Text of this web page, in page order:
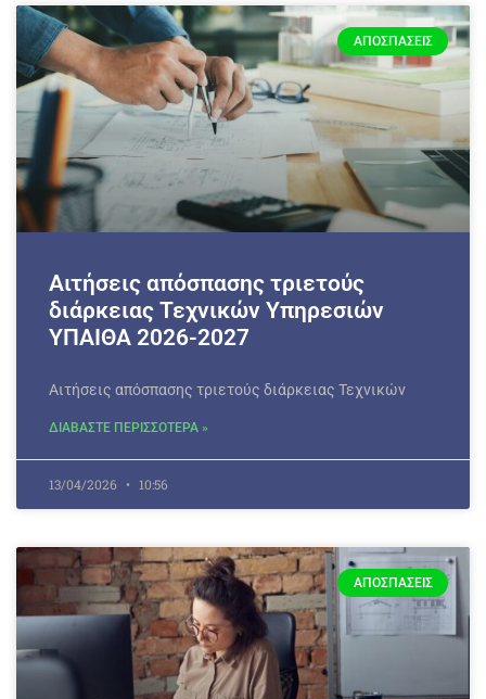
ΑΠΟΣΠΆΣΕΙΣ
Αιτήσεις απόσπασης τριετούς
διάρκειας Τεχνικών Υπηρεσιών
ΥΠΑΙΘΑ 2026-2027
Αιτήσεις απόσπασης τριετούς διάρκειας Τεχνικών
ΔΙΑΒΑΣΤΕ ΠΕΡΙΣΣΟΤΕΡΑ »
13/04/2026 10:56
ΑΠΟΣΠΆΣΕΙΣ